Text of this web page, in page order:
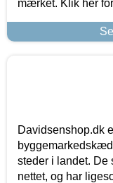
mærket. Klik her
Davidsenshop.dk
steder i landet.
nettet, og har